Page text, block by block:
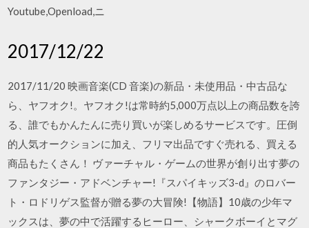
Youtube,Openload,ニ
2017/12/22
2017/11/20 映画音楽(CD 音楽)の新品・未使用品・中古品な
ら、ヤフオク!。ヤフオク!は常時約5,000万点以上の商品数を誇
る、誰でもかんたんに売り買いが楽しめるサービスです。圧倒
的人気オークションに加え、フリマ出品ですぐ売れる、買える
商品もたくさん！ ヴァーチャル・ゲームの世界が創り出す夢の
ファンタジー・アドベンチャー!『スパイキッズ3-d』のロバー
ト・ロドリゲス監督が贈る夢の大冒険!【物語】10歳の少年マ
ックスは、夢の中で活躍するヒーロー、シャークボーイとマグ